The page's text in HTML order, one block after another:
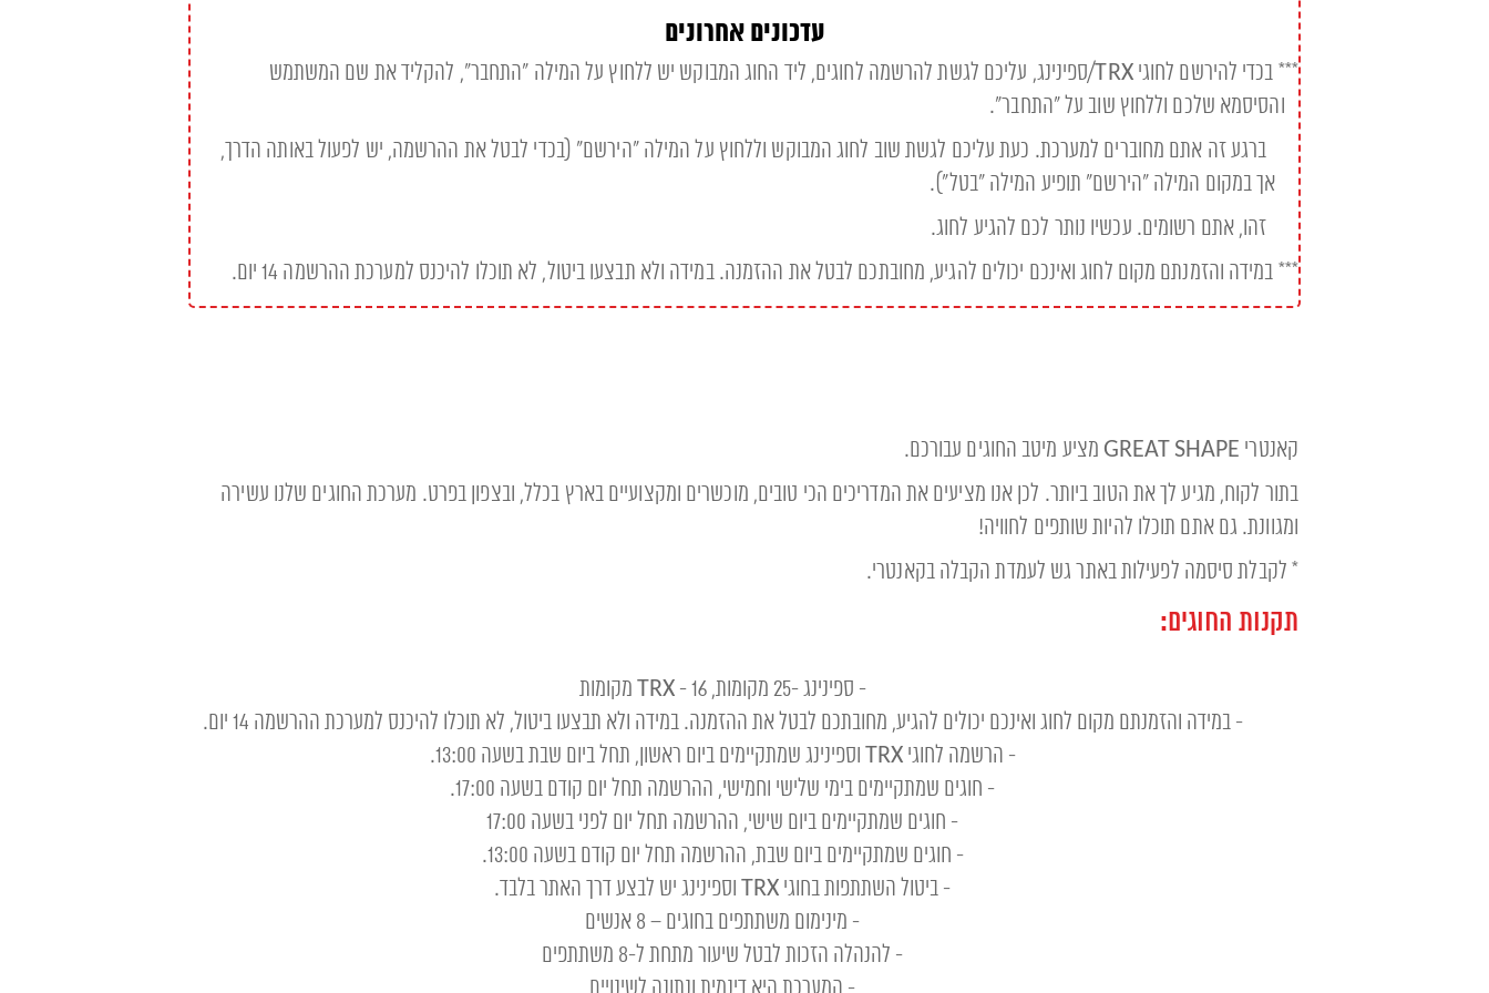
עדכונים אחרונים
*** בכדי להירשם לחוגי TRX/ספינינג, עליכם לגשת להרשמה לחוגים, ליד החוג המבוקש יש ללחוץ על המילה "התחבר", להקליד את שם המשתמש
והסיסמא שלכם וללחוץ שוב על "התחבר".
ברגע זה אתם מחוברים למערכת. כעת עליכם לגשת שוב לחוג המבוקש וללחוץ על המילה "הירשם" (בכדי לבטל את ההרשמה, יש לפעול באותה הדרך,
אך במקום המילה "הירשם" תופיע המילה "בטל").
זהו, אתם רשומים. עכשיו נותר לכם להגיע לחוג.
*** במידה והזמנתם מקום לחוג ואינכם יכולים להגיע, מחובתכם לבטל את ההזמנה. במידה ולא תבצעו ביטול, לא תוכלו להיכנס למערכת ההרשמה 14 יום.
קאנטרי GREAT SHAPE מציע מיטב החוגים עבורכם.
בתור לקוח, מגיע לך את הטוב ביותר. לכן אנו מציעים את המדריכים הכי טובים, מוכשרים ומקצועיים בארץ בכלל, ובצפון בפרט. מערכת החוגים שלנו עשירה
ומגוונת. גם אתם תוכלו להיות שותפים לחוויה!
* לקבלת סיסמה לפעילות באתר גש לעמדת הקבלה בקאנטרי.
תקנות החוגים:
- ספינינג -25 מקומות, TRX - 16 מקומות
- במידה והזמנתם מקום לחוג ואינכם יכולים להגיע, מחובתכם לבטל את ההזמנה. במידה ולא תבצעו ביטול, לא תוכלו להיכנס למערכת ההרשמה 14 יום.
- הרשמה לחוגי TRX וספינינג שמתקיימים ביום ראשון, תחל ביום שבת בשעה 13:00.
- חוגים שמתקיימים בימי שלישי וחמישי, ההרשמה תחל יום קודם בשעה 17:00.
- חוגים שמתקיימים ביום שישי, ההרשמה תחל יום לפני בשעה 17:00
- חוגים שמתקיימים ביום שבת, ההרשמה תחל יום קודם בשעה 13:00.
- ביטול השתתפות בחוגי TRX וספינינג יש לבצע דרך האתר בלבד.
- מינימום משתתפים בחוגים – 8 אנשים
- להנהלה הזכות לבטל שיעור מתחת ל-8 משתתפים